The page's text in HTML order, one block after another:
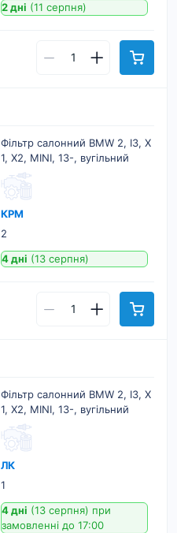
2 дні (11 серпня)
Фільтр салонний BMW 2, I3, X
1, X2, MINI, 13-, вугільний
КРМ
2
4 дні (13 серпня)
Фільтр салонний BMW 2, I3, X
1, X2, MINI, 13-, вугільний
ЛК
1
4 дні (13 серпня) при
замовленні до 17:00